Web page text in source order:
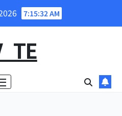
7:15:33 AM